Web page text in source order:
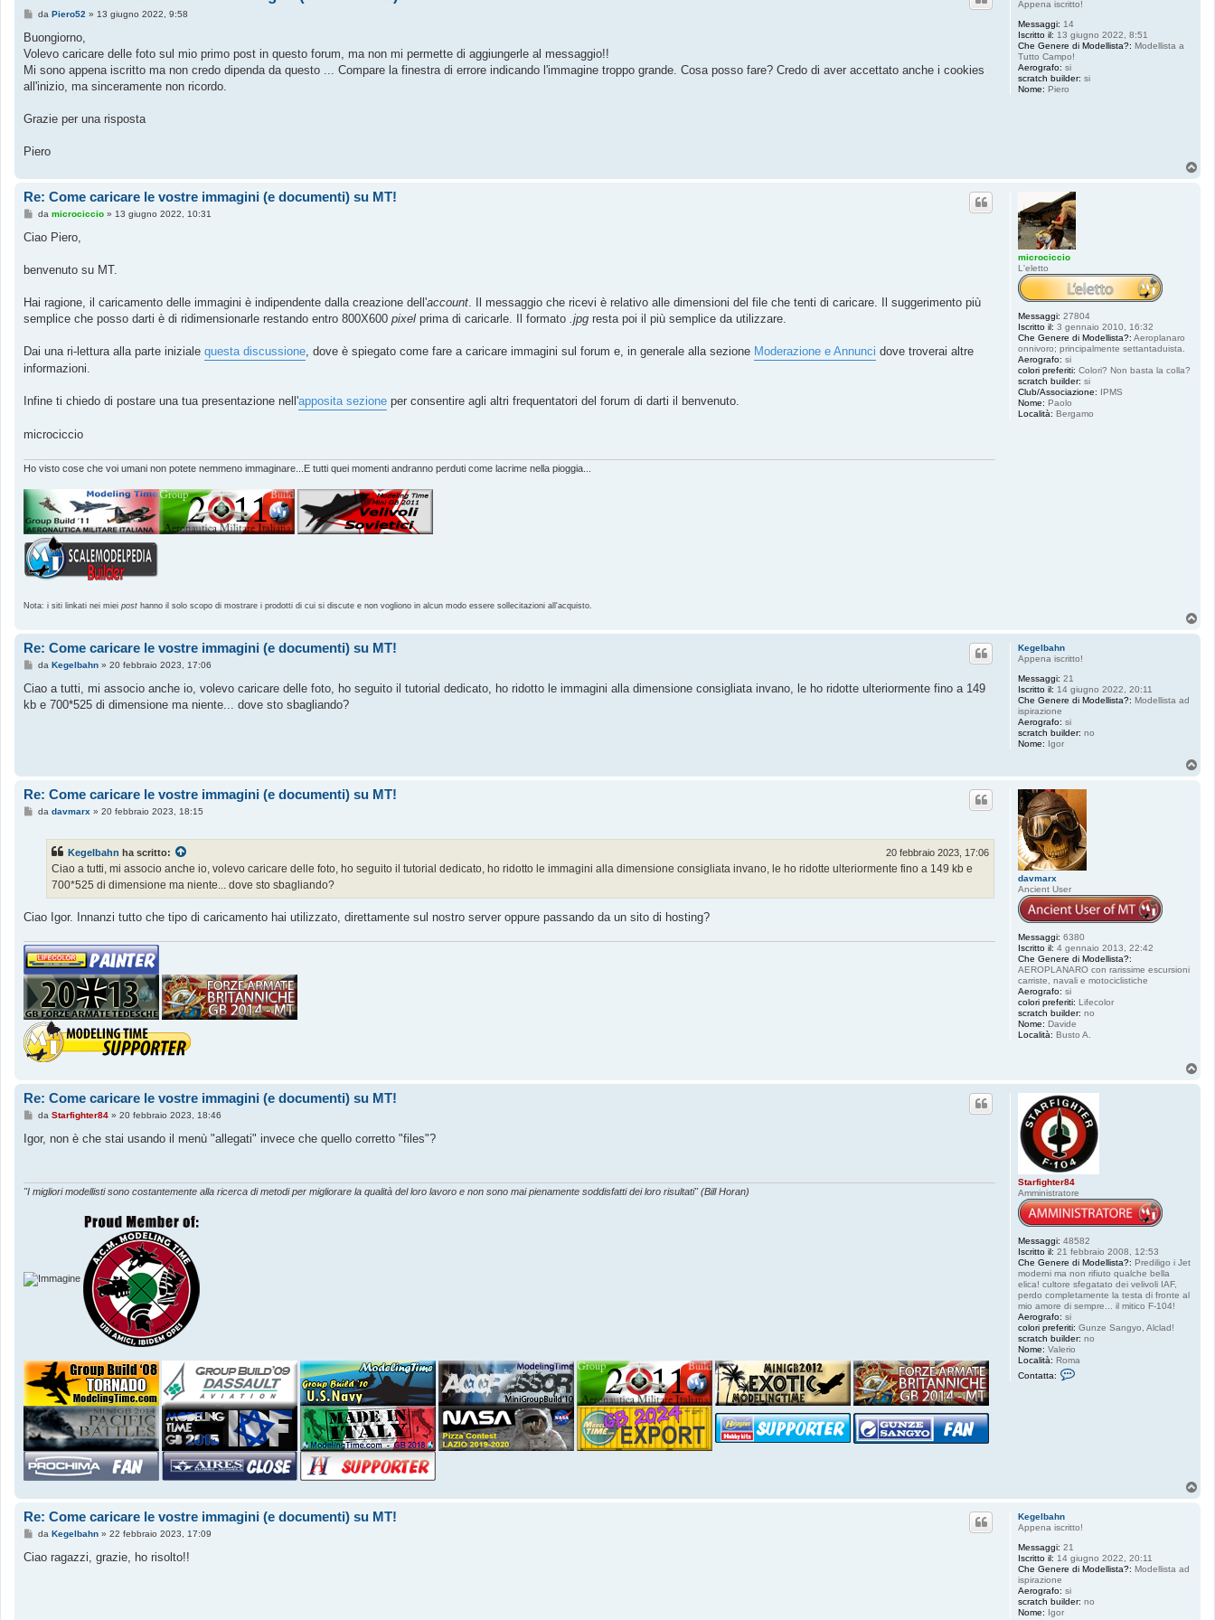
Appena iscritto!
Messaggi: 14
Iscritto il: 13 giugno 2022, 8:51
Che Genere di Modellista?: Modellista a
Tutto Campo!
Aerografo: si
scratch builder: si
Nome: Piero
M
s
a
g
i
da Piero52 » 13 giugno 2022, 9:58
Buongiorno,
Volevo caricare delle foto sul mio primo post in questo forum, ma non mi permette di aggiungerle al messaggio!!
Mi sono appena iscritto ma non credo dipenda da questo ... Compare la finestra di errore indicando l'immagine troppo grande. Cosa posso fare? Credo di aver accettato anche i cookies
all'inizio, ma sinceramente non ricordo.
Grazie per una risposta
Piero
microciccio
L'eletto
Messaggi: 27804
Iscritto il: 3 gennaio 2010, 16:32
Che Genere di Modellista?: Aeroplanaro
onnivoro; principalmente settantaduista.
Aerografo: si
colori preferiti: Colori? Non basta la colla?
scratch builder: si
Club/Associazione: IPMS
Nome: Paolo
Località: Bergamo
Re: Come caricare le vostre immagini (e documenti) su MT!
M
s
g
o
da microciccio» 13 giugno 2022, 10:31
Ciao Piero,
benvenuto su MT.
Hai ragione, il caricamento delle immagini è indipendente dalla creazione dell'account. Il messaggio che ricevi è relativo alle dimensioni del file che tenti di caricare. Il suggerimento più
semplice che posso darti è di ridimensionarle restando entro 800X600 pixel prima di caricarle. Il formato .jpg resta poi il più semplice da utilizzare.
Dai una ri-lettura alla parte iniziale questa discussione, dove è spiegato come fare a caricare immagini sul forum e, in generale alla sezione Moderazione e Annunci dove troverai altre
informazioni.
Infine ti chiedo di postare una tua presentazione nell'apposita sezione per consentire agli altri frequentatori del forum di darti il benvenuto.
microciccio
Ho visto cose che voi umani non potete nemmeno immaginare...E tutti quei momenti andranno perduti come lacrime nella pioggia...
Nota: i siti linkati nei miei post hanno il solo scopo di mostrare i prodotti di cui si discute e non vogliono in alcun modo essere sollecitazioni all'acquisto.
Kegelbahn
Appena iscritto!
Messaggi: 21
Iscritto il: 14 giugno 2022, 20:11
Che Genere di Modellista?: Modellista ad
ispirazione
Aerografo: si
scratch builder: no
Nome: Igor
Re: Come caricare le vostre immagini (e documenti) su MT!
M
s
a
da Kegelbahn» 20 febbraio 2023, 17:06
Ciao a tutti, mi associo anche io, volevo caricare delle foto, ho seguito il tutorial dedicato, ho ridotto le immagini alla dimensione consigliata invano, le ho ridotte ulteriormente fino a 149
kb e 700*525 di dimensione ma niente... dove sto sbagliando?
davmarx
Ancient User
Messaggi: 6380
Iscritto il: 4 gennaio 2013, 22:42
Che Genere di Modellista?:
AEROPLANARO con rarissime escursioni
carriste, navali e motociclistiche
Aerografo: si
colori preferiti: Lifecolor
scratch builder: no
Nome: Davide
Località: Busto A.
Re: Come caricare le vostre immagini (e documenti) su MT!
Mda davmarx» 20 febbraio 2023, 18:15
Kegelbahn ha scritto: 20 febbraio 2023, 17:06
Ciao a tutti, mi associo anche io, volevo caricare delle foto, ho seguito il tutorial dedicato, ho ridotto le immagini alla dimensione consigliata invano, le ho ridotte ulteriormente fino a 149 kb e
700*525 di dimensione ma niente... dove sto sbagliando?
Ciao Igor. Innanzi tutto che tipo di caricamento hai utilizzato, direttamente sul nostro server oppure passando da un sito di hosting?
Starfighter84
Amministratore
Messaggi: 48582
Iscritto il: 21 febbraio 2008, 12:53
Che Genere di Modellista?: Prediligo i Jet
moderni ma non rifiuto qualche bella
elica! cultore sfegatato dei velivoli IAF,
perdo completamente la testa di fronte al
mio amore di sempre... il mitico F-104!
Aerografo: si
colori preferiti: Gunze Sangyo, Alclad!
scratch builder: no
Nome: Valerio
Località: Roma
Contatta:
f
h
e
r
Re: Come caricare le vostre immagini (e documenti) su MT!
M
s
i
da Starfighter84» 20 febbraio 2023, 18:46
Igor, non è che stai usando il menù "allegati" invece che quello corretto "files"?
"I migliori modellisti sono costantemente alla ricerca di metodi per migliorare la qualità del loro lavoro e non sono mai pienamente soddisfatti dei loro risultati" (Bill Horan)
Kegelbahn
Appena iscritto!
Messaggi: 21
Iscritto il: 14 giugno 2022, 20:11
Che Genere di Modellista?: Modellista ad
ispirazione
Aerografo: si
scratch builder: no
Nome: Igor
Re: Come caricare le vostre immagini (e documenti) su MT!
M
s
da Kegelbahn» 22 febbraio 2023, 17:09
Ciao ragazzi, grazie, ho risolto!!